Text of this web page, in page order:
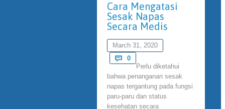
Cara Mengatasi
Sesak Napas
Secara Medis
March 31, 2020

0Comments
Perlu diketahui
bahwa penanganan sesak
napas tergantung pada fungsi
paru-paru dan status
kesehatan secara